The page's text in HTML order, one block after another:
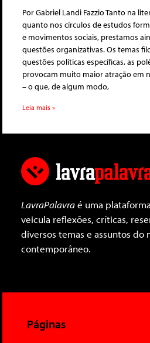
Por Gabriel Landi Fazzio Tanto na
quanto nos círculos de estudos
e movimentos sociais, prestamos
questões organizativas. Os temas
questões políticas específicas, as
provocam muito maior atração em
– o que, de algum modo,
Leia mais »
LavraPalavraé uma
veicula reflexões, críticas,
diversos temas e assuntos do
contemporâneo.
Páginas